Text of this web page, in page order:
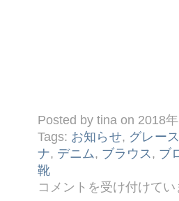
Posted by tina on 2018
Tags: お知らせ, グレー
ナ, デニム, ブラウス, ブ
靴
☆
８ /
コメントを受け付けてい